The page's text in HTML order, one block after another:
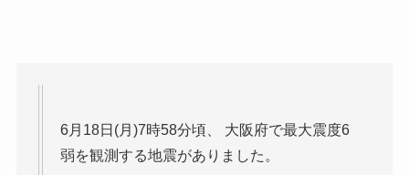
6月18日(月)7時58分頃、 大阪府で最大震度6
弱を観測する地震がありました。